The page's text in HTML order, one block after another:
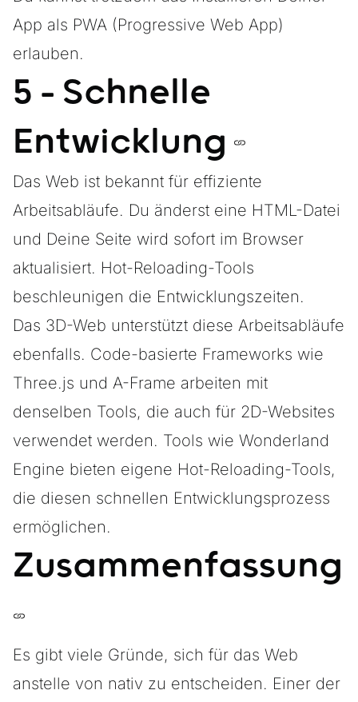
App als PWA (Progressive Web App)
erlauben.
5 - Schnelle
Entwicklung
Das Web ist bekannt für effiziente
Arbeitsabläufe. Du änderst eine HTML-Datei
und Deine Seite wird sofort im Browser
aktualisiert. Hot-Reloading-Tools
beschleunigen die Entwicklungszeiten.
Das 3D-Web unterstützt diese Arbeitsabläufe
ebenfalls. Code-basierte Frameworks wie
Three.js und A-Frame arbeiten mit
denselben Tools, die auch für 2D-Websites
verwendet werden. Tools wie Wonderland
Engine bieten eigene Hot-Reloading-Tools,
die diesen schnellen Entwicklungsprozess
ermöglichen.
Zusammenfassung
Es gibt viele Gründe, sich für das Web
anstelle von nativ zu entscheiden. Einer der